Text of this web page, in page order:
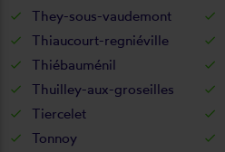
They-sous-vaudemont
Thiaucourt-regniéville
Thiébauménil
Thuilley-aux-groseilles
Tiercelet
Tonnoy